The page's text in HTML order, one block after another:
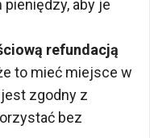
aby je
refundacją
to mieć miejsce w
zgodny z
bez